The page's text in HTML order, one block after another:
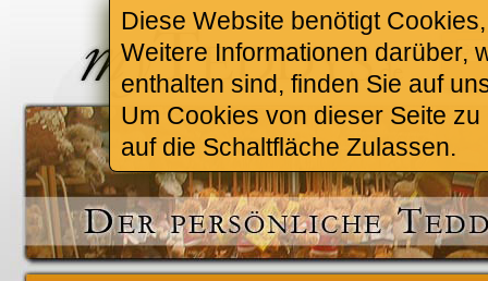
Diese Website benötigt
Weitere Informationen darüber,
enthalten sind, finden Sie auf
Um Cookies von dieser Seite
auf die Schaltfläche Zulassen.